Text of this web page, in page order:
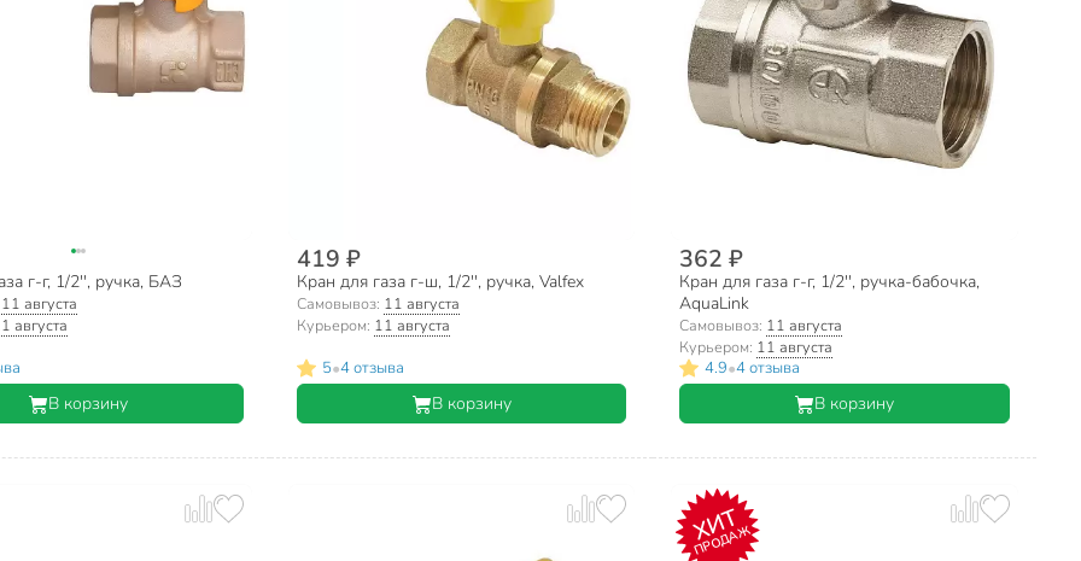
г-г, 1/2'', ручка, БАЗ
11 августа
августа
В корзину
419 ₽
Кран для газа г-ш, 1/2'', ручка, Valfex
Самовывоз: 11 августа
Курьером: 11 августа
5•4 отзыва
В корзину
362 ₽
Кран для газа г-г, 1/2'', ручка-бабочка,
AquaLink
Самовывоз: 11 августа
Курьером: 11 августа
4.9•4 отзыва
В корзину
ХИТ
ПРОДАЖ